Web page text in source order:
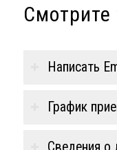
Смотрите
Написать
График